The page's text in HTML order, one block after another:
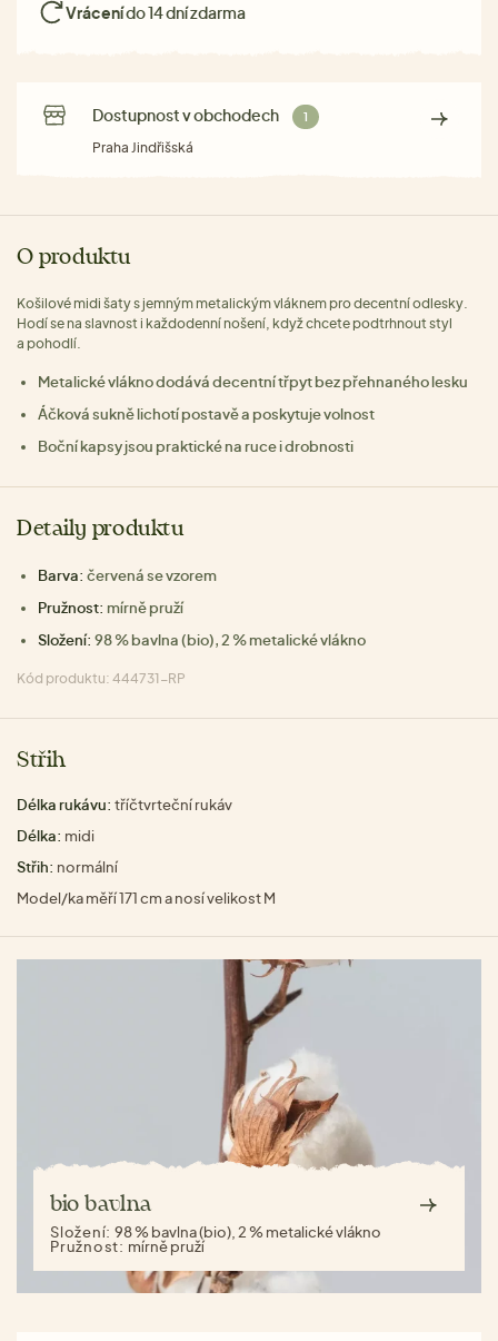
Vrácenído 14 dní zdarma
Dostupnost v obchodech 1
Praha Jindřišská
O produktu
Košilové midi šaty s jemným metalickým vláknem pro decentní odlesky.
Hodí se na slavnost i každodenní nošení, když chcete podtrhnout styl
a pohodlí.
Metalické vlákno dodává decentní třpyt bez přehnaného lesku
Áčková sukně lichotí postavě a poskytuje volnost
Boční kapsy jsou praktické na ruce i drobnosti
Detaily produktu
Barva: červená se vzorem
Pružnost: mírně pruží
Složení: 98 % bavlna (bio), 2 % metalické vlákno
Kód produktu: 444731-RP
Střih
Délka rukávu: tříčtvrteční rukáv
Délka: midi
Střih: normální
Model/ka měří 171 cm a nosí velikost M
bio bavlna
Složení:98 % bavlna (bio), 2 % metalické vlákno
Pružnost: mírně pruží